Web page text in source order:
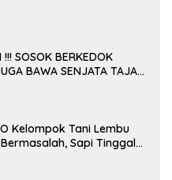
!!! SOSOK BERKEDOK
BAWA SENJATA TAJAM
Kelompok Tani Lembu
Sapi Tinggal